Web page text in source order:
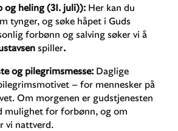
og heling (31. juli)): Her kan du
tynger, og søke håpet i Guds
forbønn og salving søker vi å
spiller.
og pilegrimsmesse: Daglige
– for mennesker på
Om morgenen er gudstjenesten
mulighet for forbønn, og om
vi nattverd.